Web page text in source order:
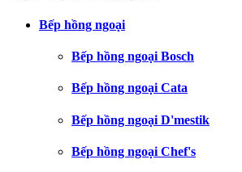
Bếp hồng ngoại
Bếp hồng ngoại Bosch
Bếp hồng ngoại Cata
Bếp hồng ngoại D'mestik
Bếp hồng ngoại Chef's